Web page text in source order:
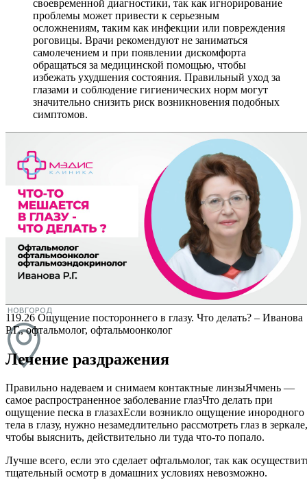
КАПЕЛЬНИЦЫ
КАК ПРОЙТИ
КУРС
КОНТАКТЫ
НОВГОРОД
своевременной диагностики, так как игнорирование
проблемы может привести к серьезным
осложнениям, таким как инфекции или повреждения
роговицы. Врачи рекомендуют не заниматься
самолечением и при появлении дискомфорта
обращаться за медицинской помощью, чтобы
избежать ухудшения состояния. Правильный уход за
глазами и соблюдение гигиенических норм могут
значительно снизить риск возникновения подобных
симптомов.
119.26 Ощущение постороннего в глазу. Что делать? – Иванова
Р.Г., офтальмолог, офтальмоонколог
Лечение раздражения
Правильно надеваем и снимаем контактные линзыЯчмень —
самое распространенное заболевание глазЧто делать при
ощущение песка в глазахЕсли возникло ощущение инородного
тела в глазу, нужно незамедлительно рассмотреть глаз в зеркале,
чтобы выяснить, действительно ли туда что-то попало.
Лучше всего, если это сделает офтальмолог, так как
тщательный осмотр в домашних условиях невозможно.